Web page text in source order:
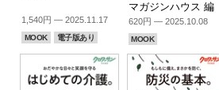
1,540円 — 2025.11.17
MOOK 電子版あり
マガジンハウス 編
620円 — 2025.10.08
MOOK